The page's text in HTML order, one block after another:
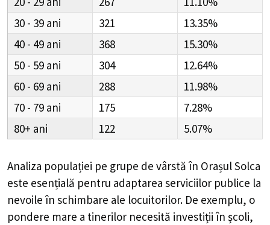
30 - 39
321
13.35%
40 - 49
368
15.30%
50 - 59
304
12.64%
60 - 69
288
11.98%
70 - 79
175
7.28%
80+
122 5.07%
Analiza populației pe grupe de vârstă în Orașul Solca
este esențială pentru adaptarea serviciilor publice la
nevoile în schimbare ale locuitorilor. De exemplu, o
pondere mare a tinerilor necesită investiții în școli,